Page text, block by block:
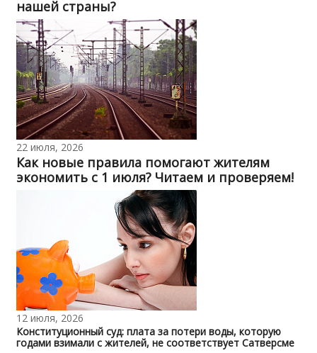
нашей страны?
22 июля, 2026
Как новые правила помогают жителям
экономить с 1 июля? Читаем и проверяем!
12 июля, 2026
Конституционный суд: плата за потери воды, которую
годами взимали с жителей, не соответствует Сатверсме